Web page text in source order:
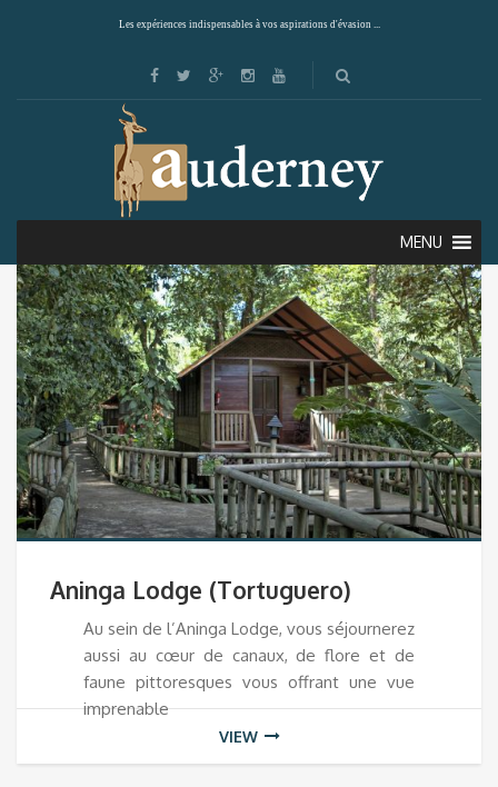
Les expériences indispensables à vos aspirations d'évasion ...
MENU
Showing all 3 results
Default sorting
Aninga Lodge (Tortuguero)
Au sein de l’Aninga Lodge, vous séjournerez
aussi au cœur de canaux, de flore et de
faune pittoresques vous offrant une vue
imprenable
VIEW